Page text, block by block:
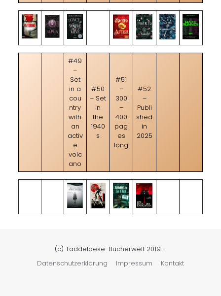
#49
–
Set
in a
cou
ntry
with
an
activ
e
volc
ano
#50
– Set
in
the
1940
s
#51
–
300
–
400
pag
es
long
#52
–
Publi
shed
in
2025
(c) Taddeloese-Bücherwelt 2019 -
Datenschutzerklärung
Impressum Kontakt